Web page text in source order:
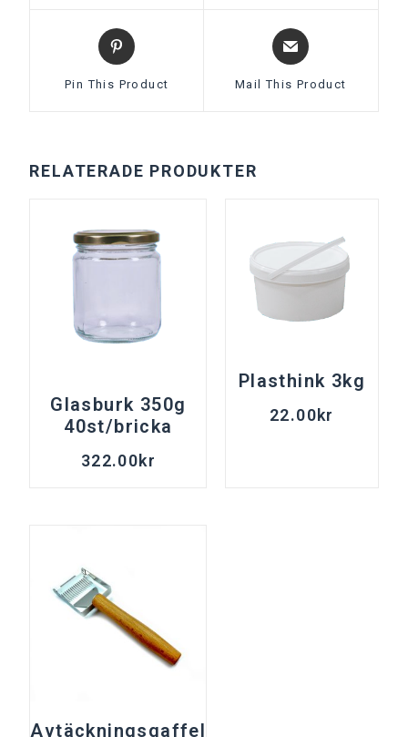
Pin This Product Mail This Product
RELATERADE PRODUKTER
Glasburk 350g
40st/bricka
322.00kr
Plasthink 3kg
22.00kr
Avtäckningsgaffel